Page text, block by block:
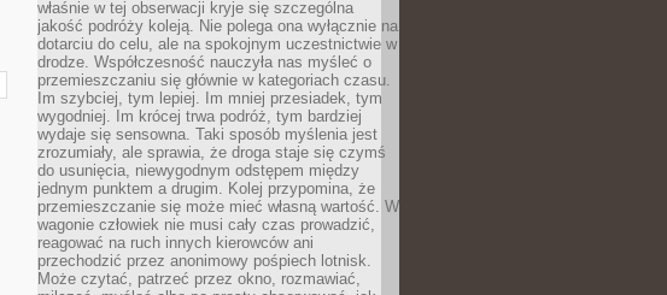
właśnie w tej obserwacji kryje się szczególna
jakość podróży koleją. Nie polega ona wyłącznie na
dotarciu do celu, ale na spokojnym uczestnictwie w
drodze. Współczesność nauczyła nas myśleć o
przemieszczaniu się głównie w kategoriach czasu.
Im szybciej, tym lepiej. Im mniej przesiadek, tym
wygodniej. Im krócej trwa podróż, tym bardziej
wydaje się sensowna. Taki sposób myślenia jest
zrozumiały, ale sprawia, że droga staje się czymś
do usunięcia, niewygodnym odstępem między
jednym punktem a drugim. Kolej przypomina, że
przemieszczanie się może mieć własną wartość. W
wagonie człowiek nie musi cały czas prowadzić,
reagować na ruch innych kierowców ani
przechodzić przez anonimowy pośpiech lotnisk.
Może czytać, patrzeć przez okno, rozmawiać,